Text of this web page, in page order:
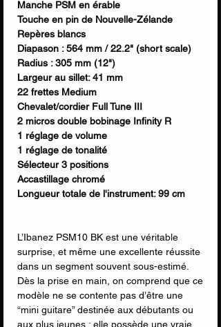
Manche PSM en érable
Touche en pin de Nouvelle-Zélande
Repères blancs
Diapason : 564 mm / 22.2" (short scale)
Radius : 305 mm (12")
Largeur au sillet: 41 mm
22 frettes Medium
Chevalet/cordier Full Tune III
2 micros double bobinage Infinity R
1 réglage de volume
1 réglage de tonalité
Sélecteur 3 positions
Accastillage chromé
Longueur totale de l'instrument: 99 cm
L’Ibanez PSM10 BK est une véritable
surprise, et même une excellente réussite
dans un segment souvent sous-estimé.
Dès la prise en main, on comprend que ce
modèle ne se contente pas d’être une
“mini guitare” destinée aux débutants ou
aux plus jeunes : elle possède une vraie